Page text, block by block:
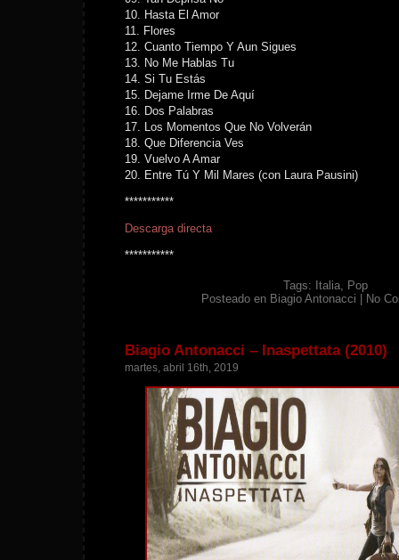
10. Hasta El Amor
11. Flores
12. Cuanto Tiempo Y Aun Sigues
13. No Me Hablas Tu
14. Si Tu Estás
15. Dejame Irme De Aquí
16. Dos Palabras
17. Los Momentos Que No Volverán
18. Que Diferencia Ves
19. Vuelvo A Amar
20. Entre Tú Y Mil Mares (con Laura Pausini)
***********
Descarga directa
***********
Tags: Italia, Pop
Posteado en Biagio Antonacci No
Biagio Antonacci – Inaspettata (2010)
martes, abril 16th, 2019